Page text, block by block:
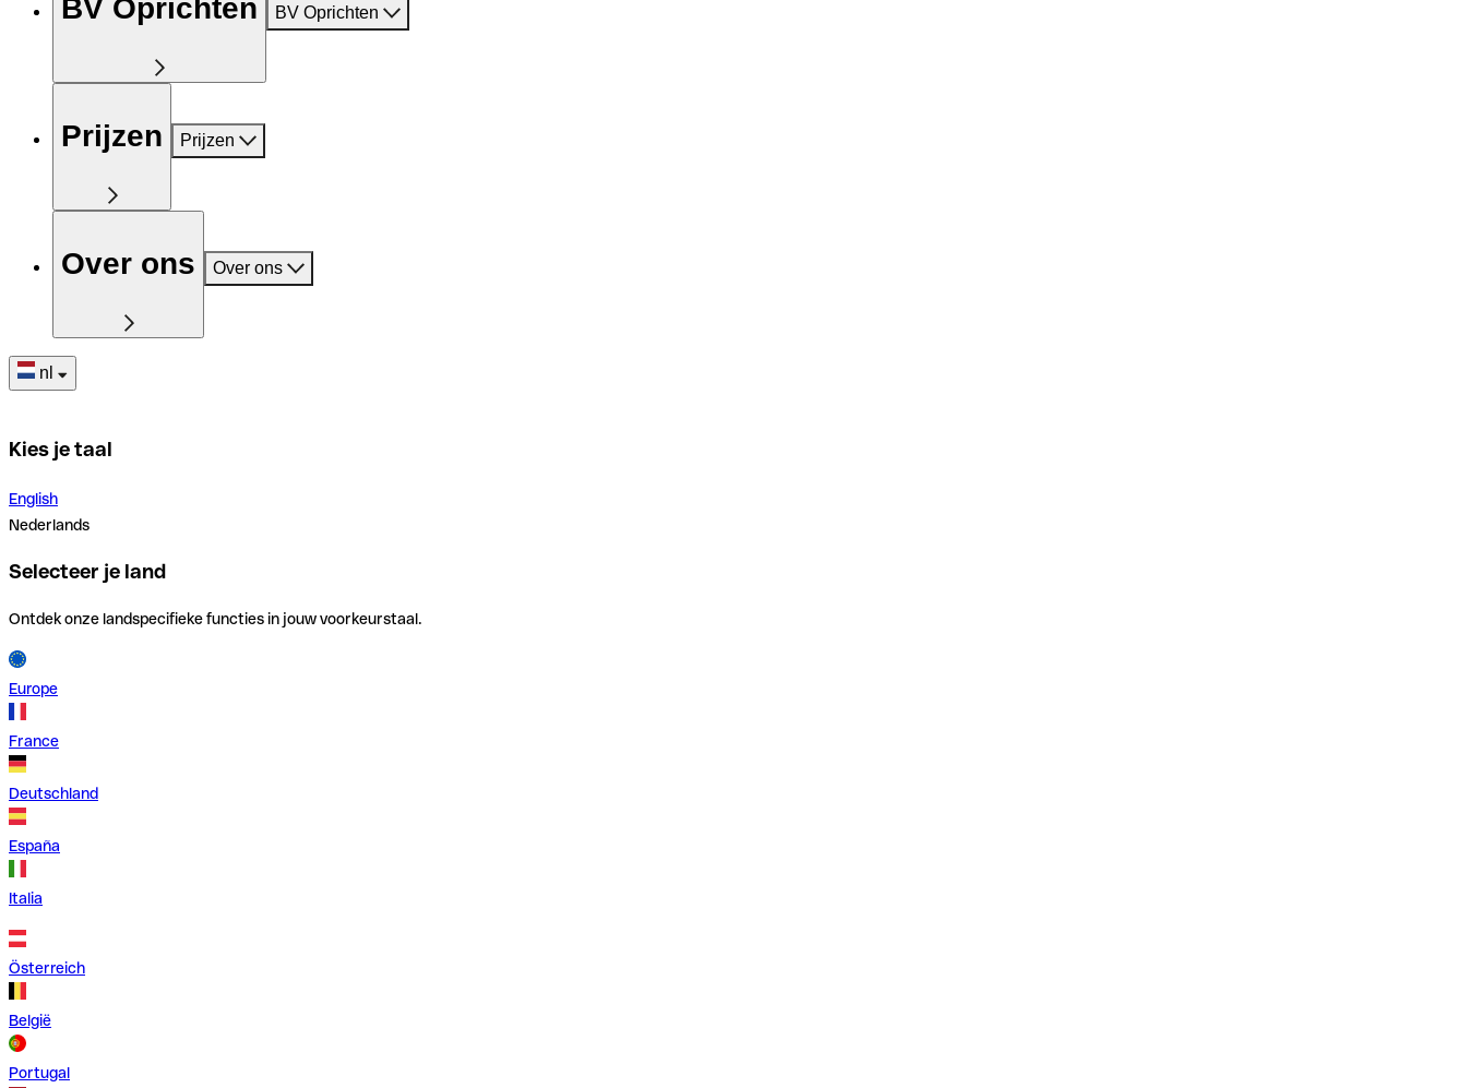
BV Oprichten BV Oprichten
Prijzen Prijzen
Over ons Over ons
nl
Kies je taal
English
Nederlands
Selecteer je land
Ontdek onze landspecifieke functies in jouw voorkeurstaal.
Europe
France
Deutschland
España
Italia
Österreich
België
Portugal